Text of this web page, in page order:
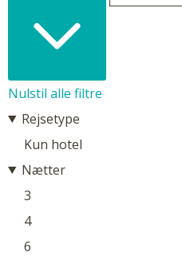
Nulstil alle filtre
Rejsetype
Kun hotel
Nætter
3
4
6